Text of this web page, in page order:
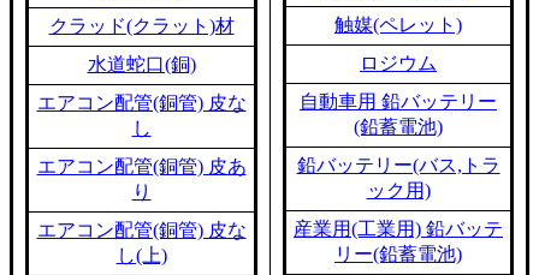
クラッド(クラット)材
水道蛇口(銅)
エアコン配管(銅管) 皮な
し
エアコン配管(銅管) 皮あ
り
エアコン配管(銅管) 皮な
し(上)
触媒(ペレット)
ロジウム
自動車用 鉛バッテリー
(鉛蓄電池)
鉛バッテリー(バス,トラ
ック用)
産業用(工業用) 鉛バッテ
リー(鉛蓄電池)